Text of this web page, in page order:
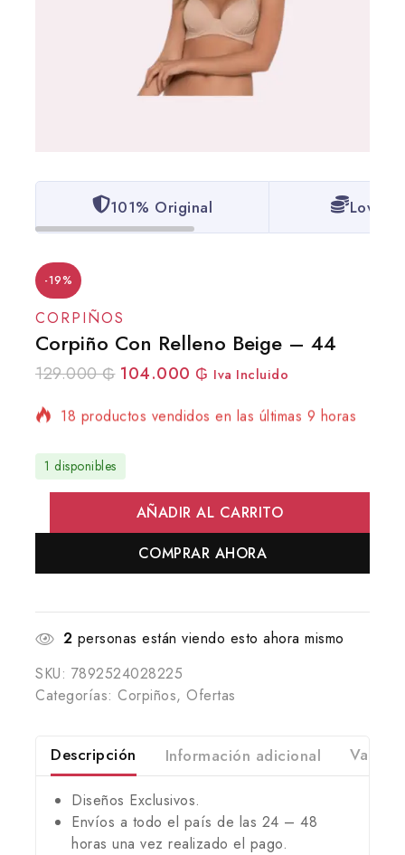
101% Original Lowest
-19%
CORPIÑOS
Corpiño Con Relleno Beige – 44
129.000₲ 104.000 ₲ Iva Incluido
18 productos vendidos en las últimas 9 horas
en su carrito
1 disponibles
AÑADIR AL CARRITO
COMPRAR AHORA
2 personas están viendo esto ahora mismo
SKU: 7892524028225
Categorías: Corpiños, Ofertas
Descripción Información adicional
Diseños Exclusivos.
Envíos a todo el país de las 24 – 48
horas una vez realizado el pago.